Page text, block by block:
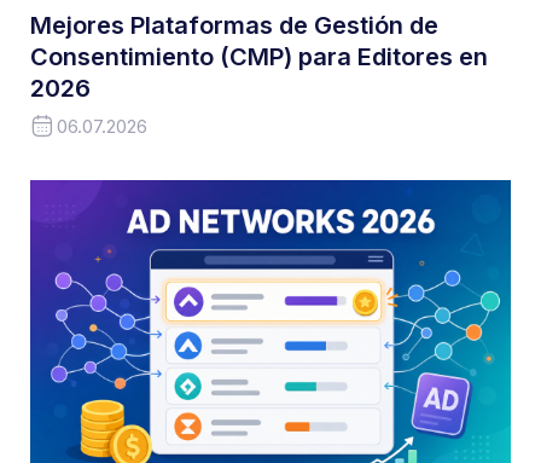
Mejores Plataformas de Gestión de
Consentimiento (CMP) para Editores en
2026
06.07.2026